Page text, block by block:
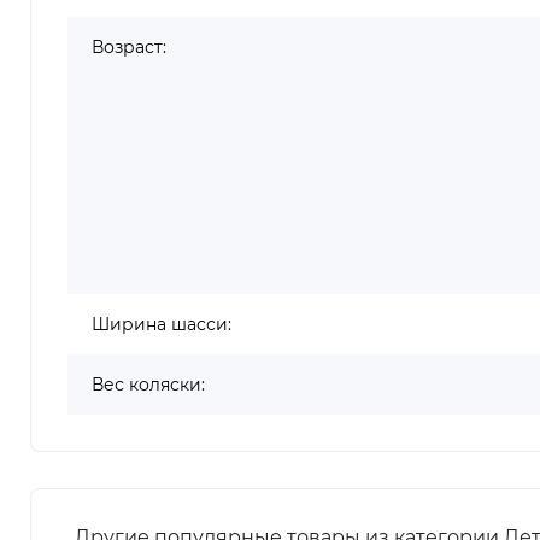
Возраст:
Ширина шасси:
Вес коляски: